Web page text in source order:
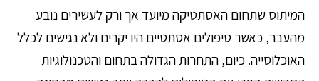
המיתוס שתחום האסתטיקה מיועד אך ורק לעשירים נובע
מהעבר, כאשר טיפולים אסתטיים היו יקרים ולא נגישים לכלל
האוכלוסייה. כיום, התחרות הגדולה בתחום והטכנולוגיות